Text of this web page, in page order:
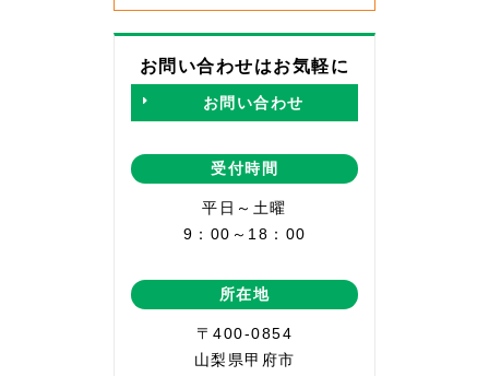
お問い合わせはお気軽に
お問い合わせ
受付時間
平日～土曜
9：00～18：00
所在地
〒400-0854
山梨県甲府市